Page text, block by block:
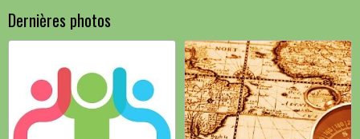
Dernières photos